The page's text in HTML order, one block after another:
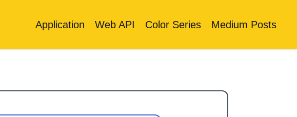
Application Web API Color Series Medium Posts